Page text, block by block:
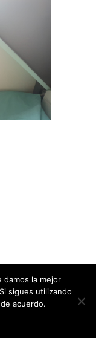
damos la mejor
sigues utilizando
acuerdo.